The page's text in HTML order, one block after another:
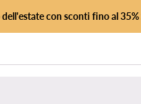
con sconti fino al